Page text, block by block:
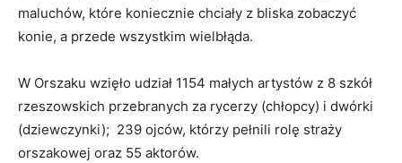
maluchów, które koniecznie chciały z bliska zobaczyć
konie, a przede wszystkim wielbłąda.
W Orszaku wzięło udział 1154 małych artystów z 8 szkół
rzeszowskich przebranych za rycerzy (chłopcy) i dwórki
(dziewczynki); 239 ojców, którzy pełnili rolę straży
orszakowej oraz 55 aktorów.